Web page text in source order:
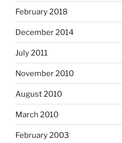
February 2018
December 2014
July 2011
November 2010
August 2010
March 2010
February 2003